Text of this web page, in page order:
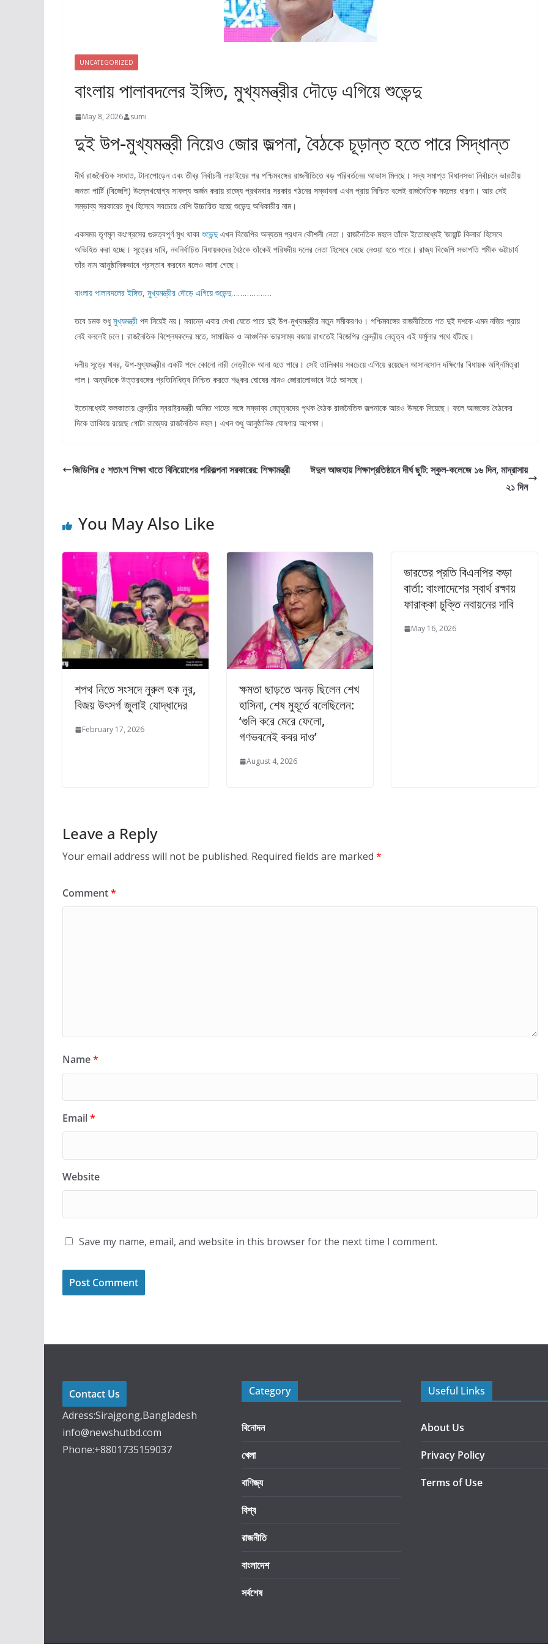
UNCATEGORIZED
বাংলায় পালাবদলের ইঙ্গিত, মুখ্যমন্ত্রীর দৌড়ে এগিয়ে শুভেন্দু
May 8, 2026 sumi
দুই উপ-মুখ্যমন্ত্রী নিয়েও জোর জল্পনা, বৈঠকে চূড়ান্ত হতে পারে সিদ্ধান্ত
দীর্ঘ রাজনৈতিক সংঘাত, টানাপোড়েন এবং তীব্র নির্বাচনী লড়াইয়ের পর পশ্চিমবঙ্গের রাজনীতিতে বড় পরিবর্তনের আভাস মিলছে। সদ্য সমাপ্ত বিধানসভা নির্বাচনে ভারতীয়
জনতা পার্টি (বিজেপি) উল্লেখযোগ্য সাফল্য অর্জন করায় রাজ্যে প্রথমবার সরকার গঠনের সম্ভাবনা এখন প্রায় নিশ্চিত বলেই রাজনৈতিক মহলের ধারণা। আর সেই
সম্ভাব্য সরকারের মুখ হিসেবে সবচেয়ে বেশি উচ্চারিত হচ্ছে শুভেন্দু অধিকারীর নাম।
একসময় তৃণমূল কংগ্রেসের গুরুত্বপূর্ণ মুখ থাকা শুভেন্দুএখন বিজেপির অন্যতম প্রধান কৌশলী নেতা। রাজনৈতিক মহলে তাঁকে ইতোমধ্যেই ‘জায়ান্ট কিলার’ হিসেবে
অভিহিত করা হচ্ছে। সূত্রের দাবি, নবনির্বাচিত বিধায়কদের বৈঠকে তাঁকেই পরিষদীয় দলের নেতা হিসেবে বেছে নেওয়া হতে পারে। রাজ্য বিজেপি সভাপতি শমীক ভট্টাচার্য
তাঁর নাম আনুষ্ঠানিকভাবে প্রস্তাব করবেন বলেও জানা গেছে।
বাংলায় পালাবদলের ইঙ্গিত, মুখ্যমন্ত্রীর দৌড়ে এগিয়ে শুভেন্দু………………
তবে চমক শুধুমুখ্যমন্ত্রী পদ নিয়েই নয়। নবান্নে এবার দেখা যেতে পারে দুই উপ-মুখ্যমন্ত্রীর নতুন সমীকরণও। পশ্চিমবঙ্গের রাজনীতিতে গত দুই দশকে এমন নজির প্রায়
নেই বললেই চলে। রাজনৈতিক বিশ্লেষকদের মতে, সামাজিক ও আঞ্চলিক ভারসাম্য বজায় রাখতেই বিজেপির কেন্দ্রীয় নেতৃত্ব এই ফর্মুলার পথে হাঁটছে।
দলীয় সূত্রে খবর, উপ-মুখ্যমন্ত্রীর একটি পদে কোনো নারী নেত্রীকে আনা হতে পারে। সেই তালিকায় সবচেয়ে এগিয়ে রয়েছেন আসানসোল দক্ষিণের বিধায়ক অগ্নিমিত্রা
পাল। অন্যদিকে উত্তরবঙ্গের প্রতিনিধিত্ব নিশ্চিত করতে শঙ্কর ঘোষের নামও জোরালোভাবে উঠে আসছে।
ইতোমধ্যেই কলকাতায় কেন্দ্রীয় স্বরাষ্ট্রমন্ত্রী অমিত শাহের সঙ্গে সম্ভাব্য নেতৃত্বদের পৃথক বৈঠক রাজনৈতিক জল্পনাকে আরও উসকে দিয়েছে। ফলে আজকের বৈঠকের
দিকে তাকিয়ে রয়েছে গোটা রাজ্যের রাজনৈতিক মহল। এখন শুধু আনুষ্ঠানিক ঘোষণার অপেক্ষা।
জিডিপির ৫ শতাংশ শিক্ষা খাতে বিনিয়োগের পরিকল্পনা সরকারের: শিক্ষামন্ত্রী
ঈদুল আজহায় শিক্ষাপ্রতিষ্ঠানে দীর্ঘ ছুটি: স্কুল-কলেজে ১৬ দিন, মাদ্রাসায়
২১ দিন
You May Also Like
শপথ নিতে সংসদে নুরুল হক নুর,
বিজয় উৎসর্গ জুলাই যোদ্ধাদের
February 17, 2026
ক্ষমতা ছাড়তে অনড় ছিলেন শেখ
হাসিনা, শেষ মুহূর্তে বলেছিলেন:
‘গুলি করে মেরে ফেলো,
গণভবনেই কবর দাও’
August 4, 2026
ভারতের প্রতি বিএনপির কড়া
বার্তা: বাংলাদেশের স্বার্থ রক্ষায়
ফারাক্কা চুক্তি নবায়নের দাবি
May 16, 2026
Leave a Reply
Your email address will not be published. Required fields are marked *
Comment*
Name*
Email*
Website
Save my name, email, and website in this browser for the next time I comment.
Contact Us
Adress:Sirajgong,Bangladesh
info@newshutbd.com
Phone:+8801735159037
Category
বিনোদন
খেলা
বাণিজ্য
বিশ্ব
রাজনীতি
বাংলাদেশ
সর্বশেষ
Useful Links
About Us
Privacy Policy
Terms of Use